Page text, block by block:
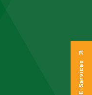
E-Services